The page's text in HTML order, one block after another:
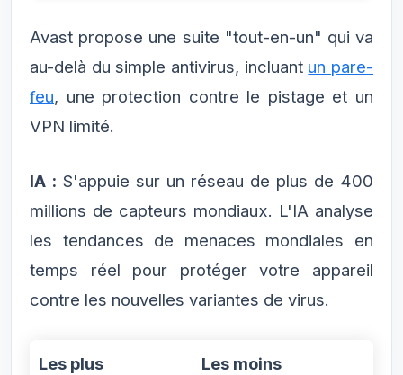
Avast propose une suite "tout-en-un" qui va
au-delà du simple antivirus, incluant un pare-
feu, une protection contre le pistage et un
VPN limité.
IA : S'appuie sur un réseau de plus de 400
millions de capteurs mondiaux. L'IA analyse
les tendances de menaces mondiales en
temps réel pour protéger votre appareil
contre les nouvelles variantes de virus.
Les plus Les moins